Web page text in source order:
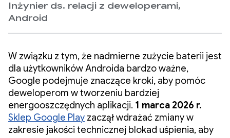
Inżynier ds. relacji z deweloperami,
Android
W związku z tym, że nadmierne zużycie baterii jest
dla użytkowników Androida bardzo ważne,
Google podejmuje znaczące kroki, aby pomóc
deweloperom w tworzeniu bardziej
energooszczędnych aplikacji. 1 marca 2026 r.
Sklep Google Play zaczął wdrażać zmiany w
zakresie jakości technicznej blokad uśpienia, aby